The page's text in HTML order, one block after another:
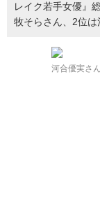
レイク若手女優』
牧そらさん、2位
河合優実さん